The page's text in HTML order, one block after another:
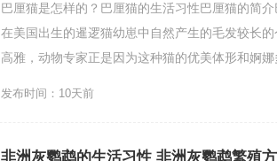
巴厘猫是怎样的？巴厘猫的生活习性巴厘猫的简
在美国出生的暹逻猫幼崽中自然产生的毛发较长
高雅，动物专家正是因为这种猫的优美体形和婀
发布时间：10天前
非洲灰鹦鹉的生活习性 非洲灰鹦鹉繁殖